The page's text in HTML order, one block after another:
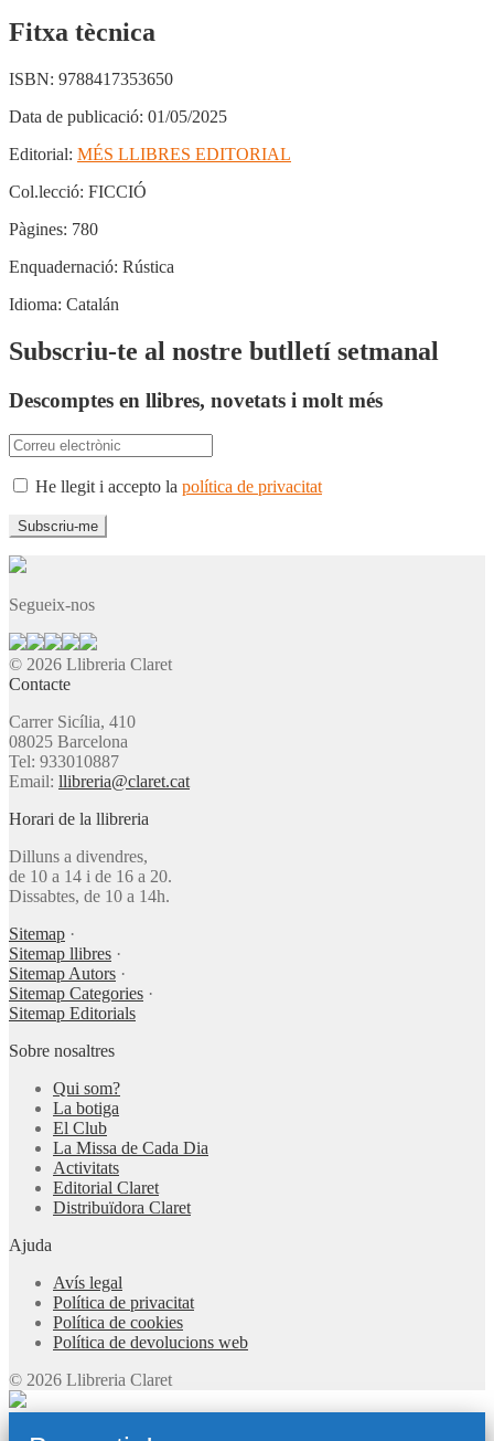
Fitxa tècnica
ISBN: 9788417353650
Data de publicació: 01/05/2025
Editorial: MÉS LLIBRES EDITORIAL
Col.lecció: FICCIÓ
Pàgines: 780
Enquadernació: Rústica
Idioma: Catalán
Subscriu-te al nostre butlletí setmanal
Descomptes en llibres, novetats i molt més
He llegit i accepto la política de privacitat
Segueix-nos
© 2026 Llibreria Claret
Contacte
Carrer Sicília, 410
08025 Barcelona
Tel: 933010887
Email: llibreria@claret.cat
Horari de la llibreria
Dilluns a divendres,
de 10 a 14 i de 16 a 20.
Dissabtes, de 10 a 14h.
Sitemap ·
Sitemap llibres ·
Sitemap Autors ·
Sitemap Categories ·
Sitemap Editorials
Sobre nosaltres
Qui som?
La botiga
El Club
La Missa de Cada Dia
Activitats
Editorial Claret
Distribuïdora Claret
Ajuda
Avís legal
Política de privacitat
Política de cookies
Política de devolucions web
© 2026 Llibreria Claret